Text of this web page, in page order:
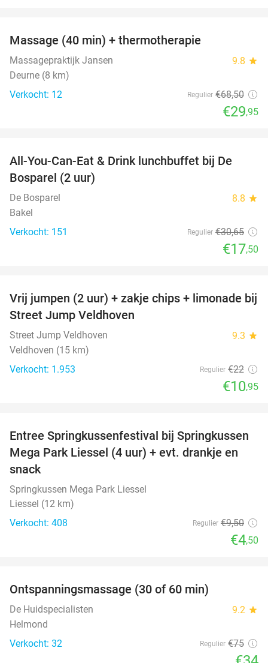
Massage (40 min) + thermotherapie
Massagepraktijk Jansen 9.8 star
Deurne (8 km)
Verkocht: 12
Regulier €68,50
€29,95
43%
All-You-Can-Eat & Drink lunchbuffet bij De
Bosparel (2 uur)
De Bosparel 8.8 star
Bakel
Verkocht: 151
Regulier €30,65
€17,50
50%
Vrij jumpen (2 uur) + zakje chips + limonade bij
Street Jump Veldhoven
Street Jump Veldhoven 9.3 star
Veldhoven (15 km)
Verkocht: 1.953
Regulier €22
€10,95
53%
Entree Springkussenfestival bij Springkussen
Mega Park Liessel (4 uur) + evt. drankje en
snack
Springkussen Mega Park Liessel
Liessel (12 km)
Verkocht: 408
Regulier €9,50
€4,50
Ontspanningsmassage (30 of 60 min)
De Huidspecialisten 9.2 star
Helmond
Verkocht: 32
Regulier €75